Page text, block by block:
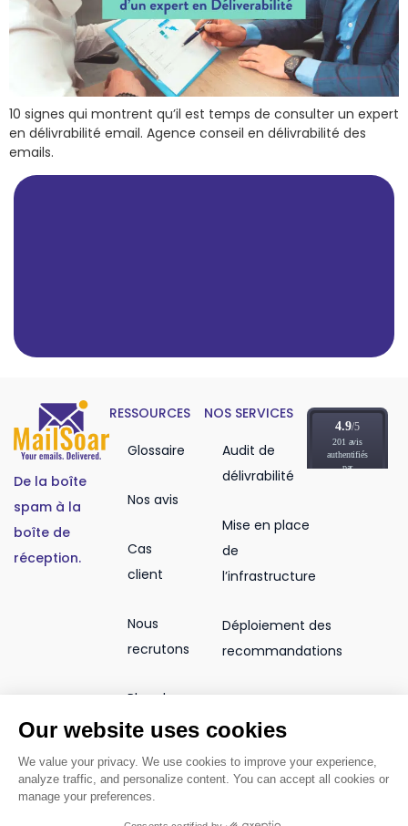
Our website uses cookies
We value your privacy. We use cookies to improve your experience,
analyze traffic, and personalize content. You can accept all cookies or
manage your preferences.
10 signes qui montrent qu’il est temps de consulter un expert
en délivrabilité email. Agence conseil en délivrabilité des
emails.
De la boîte
spam à la
boîte de
réception.
RESSOURCES
Glossaire
Nos avis
Cas
client
Nous
recrutons
Plan du
site
NOS SERVICES
Audit de
délivrabilité
Mise en place
de
l’infrastructure
Déploiement des
recommandations
en délivrabilité